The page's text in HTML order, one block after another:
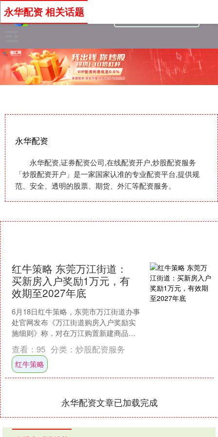
永华配资
永华配资,证券配资公司,在线配资开户,炒股配资服务
「炒股配资开户」是一家国家认准的专业配资平台,提供规
范、安全、透明的股票、期货、外汇等配资服务。
永华配资 相关话题
红牛策略 东莞万江街道：
买新房入户奖励1万元，有
效期至2027年底
6月18日红牛策略，东莞市万江街道办事
处官网发布《万江街道购房入户奖励实
施细则》称，对在万江购置新建商品住
宅且办理入户的业主，每户奖励1万元，
有效期自2025年....
查看： 95 分类： 炒股配资服务
红牛策略
永华配资文章已加载完成